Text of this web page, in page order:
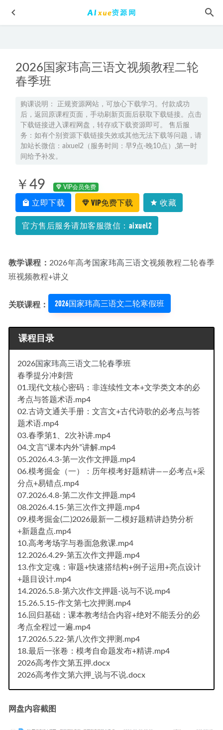
2026国家玮高三语文视频教程二轮
春季班
购课说明： 正规资源网站，可放心下载学习。付款成功
后，返回原课程页面，手动刷新页面后获取下载链接。点击
下载链接进入课程网盘，转存或下载资源即可。 售后服
务：如有个别资源下载链接失效或其他无法下载等问题，请
加站长微信：aixuel2（服务时间：早9点-晚10点）,第一时
间给予补发。
￥49 VIP会员免费
立即下载 VIP免费下载 收藏
官方售后服务请加客服微信：aixuel2
教学课程： 2026年高考 国家玮高三语文视频教程二轮春季
班视频教程+讲义
关联课程： 2026国家玮高三语文二轮寒假班
课程目录
2026国家玮高三语文二轮春季班
春季提分冲刺营
01.现代文核心密码：非连续性文本+文学类文本的必
考点与答题术语.mp4
02.古诗文通关手册：文言文+古代诗歌的必考点与答
题术语.mp4
03.春季第1、2次补讲.mp4
04.文言“课本内外”讲解.mp4
05.2026.4.3-第一次作文押题.mp4
06.模考掘金（一）：历年模考好题精讲——必考点+采
分点+易错点.mp4
07.2026.4.8-第二次作文押题.mp4
08.2026.4.15-第三次作文押题.mp4
09.模考掘金(二)2026最新一二模好题精讲趋势分析
+新题盘点.mp4
10.高考考场字与卷面急救课.mp4
12.2026.4.29-第五次作文押题.mp4
13.作文定魂：审题+快速搭结构+例子运用+亮点设计
+题目设计.mp4
14.2026.5.8-第六次作文押题-说与不说.mp4
15.26.5.15-作文第七次押测.mp4
16.回归基础：课本教考结合内容+绝对不能丢分的必
考点全程过一遍.mp4
17.2026.5.22-第八次作文押测.mp4
18.最后一张卷：模考自命题发布+精讲.mp4
2026高考作文第五押.docx
2026高考作文第六押_说与不说.docx
网盘内容截图
2023赵礼显高二数学课程+讲义全年班（暑/秋/寒/春班）
2023-07-05
简单学习网高中数学教学视频高三高考复习资料,9.41G课程
百度网盘资源打包下载
09-02
WORD办公教程全套,1.6G课程百度网盘资源打包下载
04
23年高中数学网课教程2023牟恩博高二英语S视频教程+讲义